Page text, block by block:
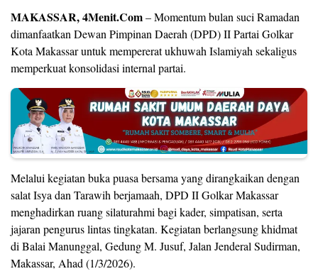
MAKASSAR, 4Menit.Com– Momentum bulan suci Ramadan
dimanfaatkan Dewan Pimpinan Daerah (DPD) II Partai Golkar
Kota Makassar untuk mempererat ukhuwah Islamiyah sekaligus
memperkuat konsolidasi internal partai.
Melalui kegiatan buka puasa bersama yang dirangkaikan dengan
salat Isya dan Tarawih berjamaah, DPD II Golkar Makassar
menghadirkan ruang silaturahmi bagi kader, simpatisan, serta
jajaran pengurus lintas tingkatan. Kegiatan berlangsung khidmat
di Balai Manunggal, Gedung M. Jusuf, Jalan Jenderal Sudirman,
Makassar, Ahad (1/3/2026).